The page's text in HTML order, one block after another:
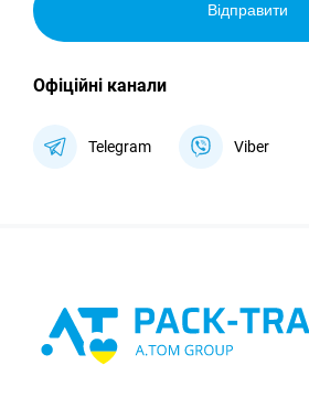
Відправити
Офіційні канали
Telegram Viber